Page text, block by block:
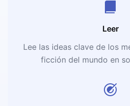
Leer
Lee las ideas clave de los
ficción del mundo en